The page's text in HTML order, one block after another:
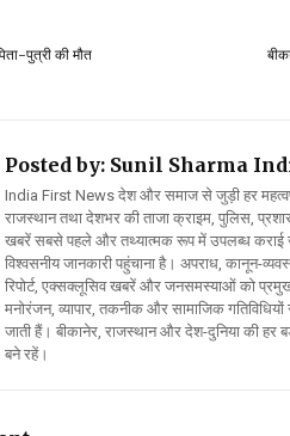
पुत्री की मौत
Posted by: Sunil Sharma
India First News देश और समाज से जुड़ी हर
राजस्थान तथा देशभर की ताजा क्राइम, पुलिस,
खबरें सबसे पहले और तथ्यात्मक रूप में उपलब्ध कराई
विश्वसनीय जानकारी पहुंचाना है। अपराध, कानून-
रिपोर्ट, एक्सक्लूसिव खबरें और जनसमस्याओं को
मनोरंजन, व्यापार, तकनीक और सामाजिक
जाती हैं। बीकानेर, राजस्थान और देश-दुनिया की
बने रहें।